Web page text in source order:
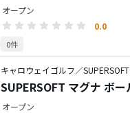
オープン
0.0
0件
キャロウェイゴルフ／SUPERSOFT
SUPERSOFT マグナ ボー
オープン